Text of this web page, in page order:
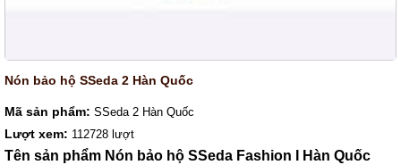
Nón bảo hộ SSeda 2 Hàn Quốc
Mã sản phẩm: SSeda 2 Hàn Quốc
Lượt xem: 112728 lượt
Tên sản phẩm Nón bảo hộ SSeda Fashion I Hàn Quốc